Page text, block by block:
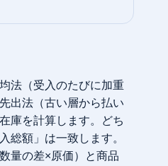
法（受入のたびに加重
出法（古い層から払い
庫を計算します。どち
総額」は一致します。
量の差×原価）と商品